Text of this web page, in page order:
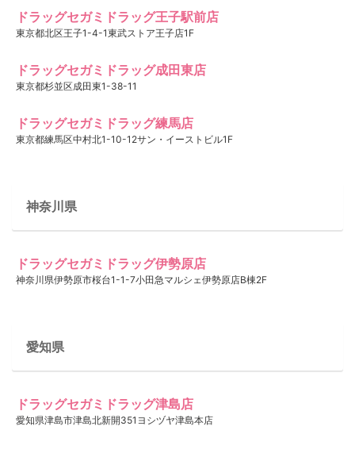
ドラッグセガミドラッグ王子駅前店
東京都北区王子1-4-1東武ストア王子店1F
ドラッグセガミドラッグ成田東店
東京都杉並区成田東1-38-11
ドラッグセガミドラッグ練馬店
東京都練馬区中村北1-10-12サン・イーストビル1F
神奈川県
ドラッグセガミドラッグ伊勢原店
神奈川県伊勢原市桜台1-1-7小田急マルシェ伊勢原店B棟2F
愛知県
ドラッグセガミドラッグ津島店
愛知県津島市津島北新開351ヨシヅヤ津島本店